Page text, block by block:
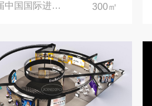
第三届中国国际进口博览会|国家会展中心 300㎡